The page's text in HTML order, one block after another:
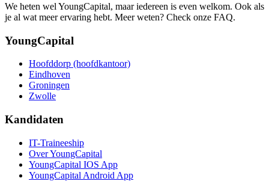
We heten wel YoungCapital, maar iedereen is even welkom. Ook als
je al wat meer ervaring hebt. Meer weten? Check onze FAQ.
YoungCapital
Hoofddorp (hoofdkantoor)
Eindhoven
Groningen
Zwolle
Kandidaten
IT-Traineeship
Over YoungCapital
YoungCapital IOS App
YoungCapital Android App